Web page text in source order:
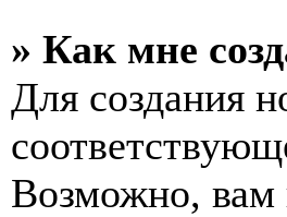
» Как мне
Для создания
Возможно, вам